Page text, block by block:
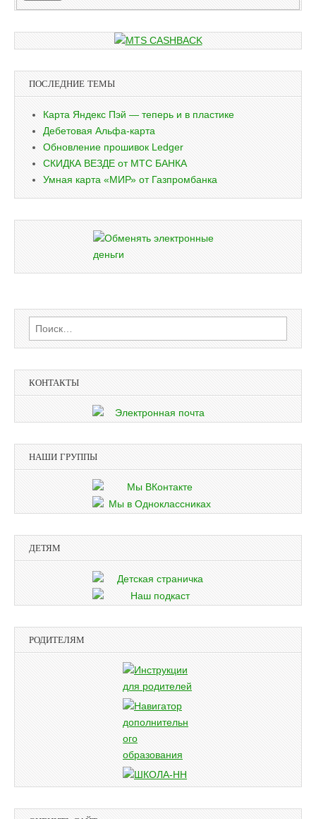
ПОСЛЕДНИЕ ТЕМЫ
Карта Яндекс Пэй — теперь и в пластике
Дебетовая Альфа-карта
Обновление прошивок Ledger
СКИДКА ВЕЗДЕ от МТС БАНКА
Умная карта «МИР» от Газпромбанка
Найти:
КОНТАКТЫ
НАШИ ГРУППЫ
ДЕТЯМ
РОДИТЕЛЯМ